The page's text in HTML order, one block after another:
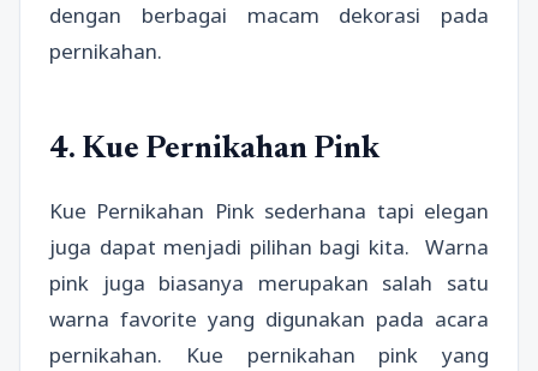
dengan berbagai macam dekorasi pada
pernikahan.
4. Kue Pernikahan Pink
Kue Pernikahan Pink sederhana tapi elegan
juga dapat menjadi pilihan bagi kita. Warna
pink juga biasanya merupakan salah satu
warna favorite yang digunakan pada acara
pernikahan. Kue pernikahan pink yang